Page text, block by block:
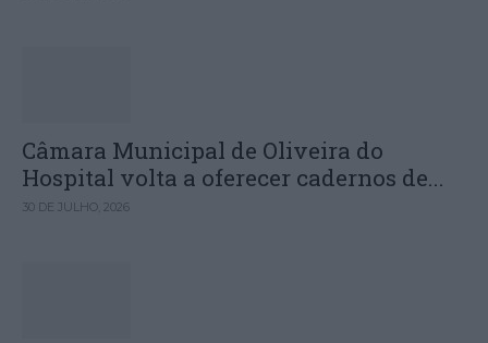
Câmara Municipal de Oliveira do
Hospital volta a oferecer cadernos de...
30 DE JULHO, 2026